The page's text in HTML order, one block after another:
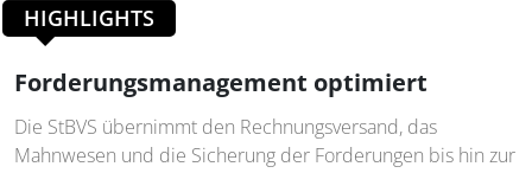
HIGHLIGHTS
Forderungsmanagement optimiert
Die StBVS übernimmt den Rechnungsversand, das
Mahnwesen und die Sicherung der Forderungen bis hin zur